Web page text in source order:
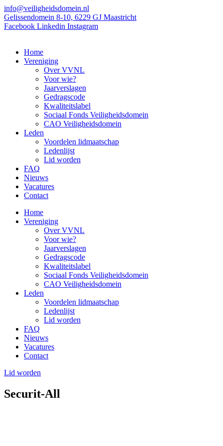
Ga
naar
de
info@veiligheidsdomein.nl
Gelissendomein 8-10, 6229 GJ Maastricht
Facebook Linkedin Instagram
Home
Vereniging
Over VVNL
Voor wie?
Jaarverslagen
Gedragscode
Kwaliteitslabel
Sociaal Fonds Veiligheidsdomein
CAO Veiligheidsdomein
Leden
Voordelen lidmaatschap
Ledenlijst
Lid worden
FAQ
Nieuws
Vacatures
Contact
Home
Vereniging
Over VVNL
Voor wie?
Jaarverslagen
Gedragscode
Kwaliteitslabel
Sociaal Fonds Veiligheidsdomein
CAO Veiligheidsdomein
Leden
Voordelen lidmaatschap
Ledenlijst
Lid worden
FAQ
Nieuws
Vacatures
Contact
Lid worden
Securit-All